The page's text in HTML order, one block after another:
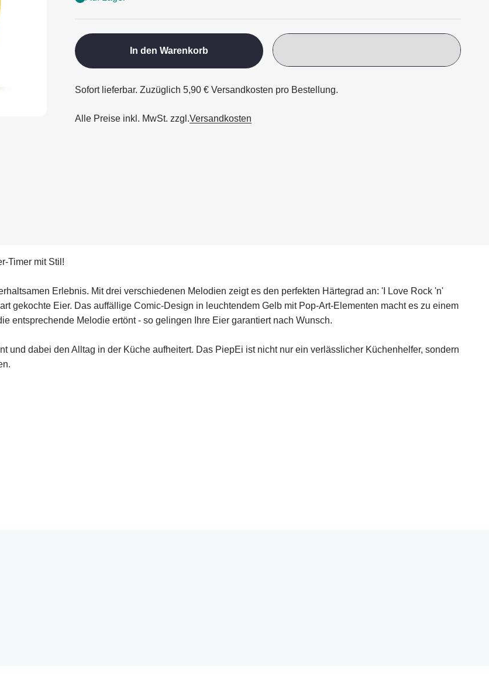
In den Warenkorb
Sofort lieferbar. Zuzüglich 5,90 € Versandkosten pro Bestellung.
Alle Preise inkl. MwSt. zzgl.Versandkosten
Timer mit Stil!
Erlebnis. Mit drei verschiedenen Melodien zeigt es den perfekten Härtegrad an: 'I Love Rock 'n'
gekochte Eier. Das auffällige Comic-Design in leuchtendem Gelb mit Pop-Art-Elementen macht es zu einem
entsprechende Melodie ertönt - so gelingen Ihre Eier garantiert nach Wunsch.
und dabei den Alltag in der Küche aufheitert. Das PiepEi ist nicht nur ein verlässlicher Küchenhelfer, sondern